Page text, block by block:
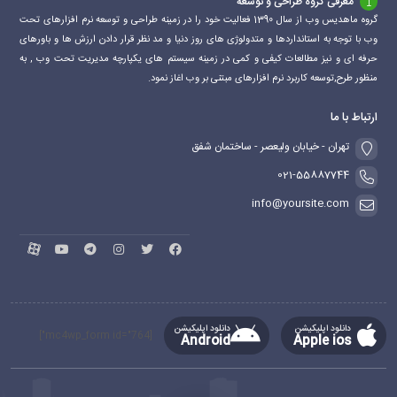
گروه ماهدیس وب از سال 1390 فعالیت خود را در زمینه طراحی و توسعه نرم افزارهای تحت
وب با توجه به استانداردها و متدولوژی های روز دنیا و مد نظر قرار دادن ارزش ها و باورهای
حرفه ای و نیز مطالعات کیفی و کمی در زمینه سیستم های یکپارچه مدیریت تحت وب , به
منظور طرح,توسعه کاربرد نرم افزارهای مبتنی بر وب اغاز نمود.
ارتباط با ما
تهران - خیابان ولیعصر - ساختمان شفق
021-55887744
info@yoursite.com
دانلود اپلیکیشن
Apple ios
دانلود اپلیکیشن
Android